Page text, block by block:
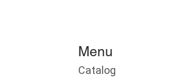
Menu
Catalog